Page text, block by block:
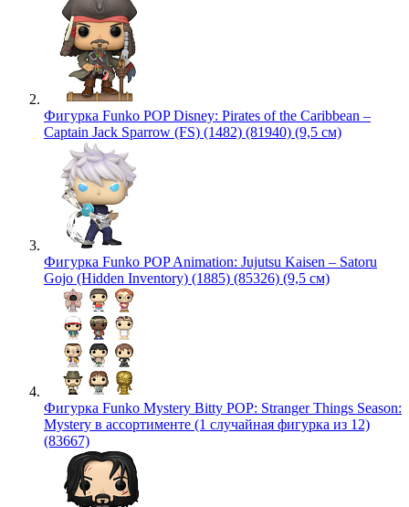
Фигурка Funko POP Disney: Pirates of the Caribbean –
Captain Jack Sparrow (FS) (1482) (81940) (9,5 см)
Фигурка Funko POP Animation: Jujutsu Kaisen – Satoru
Gojo (Hidden Inventory) (1885) (85326) (9,5 см)
Фигурка Funko Mystery Bitty POP: Stranger Things Season:
Mystery в ассортименте (1 случайная фигурка из 12)
(83667)